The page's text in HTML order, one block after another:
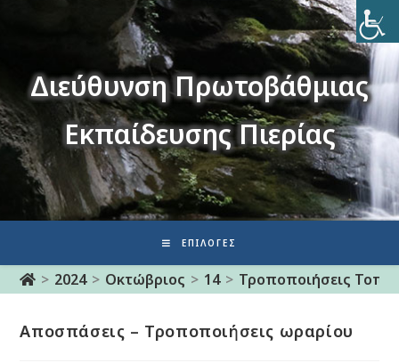
Διεύθυνση Πρωτοβάθμιας
Εκπαίδευσης Πιερίας
ΕΠΙΛΟΓΈΣ
> 2024 > Οκτώβριος > 14 > Τροποποιήσεις
Αποσπάσεις – Τροποποιήσεις ωραρίου